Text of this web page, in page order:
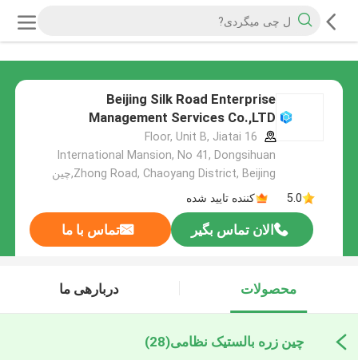
Beijing Silk Road Enterprise
Management Services Co.,LTD
16 Floor, Unit B, Jiatai
International Mansion, No 41, Dongsihuan
Zhong Road, Chaoyang District, Beijing,چین
5.0
کننده تایید شده
الان تماس بگیر تماس با ما
محصولات دربارهی ما
چین زره بالستیک نظامی(28)